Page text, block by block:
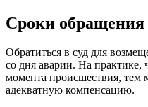
Сроки обращения
Обратиться в суд для
со дня аварии. На практике,
момента происшествия, тем
адекватную компенсацию.